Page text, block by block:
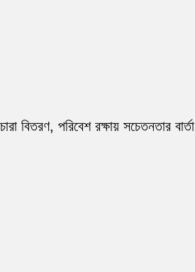
বিতরণ, পরিবেশ রক্ষায় সচেতনতার বার্তা